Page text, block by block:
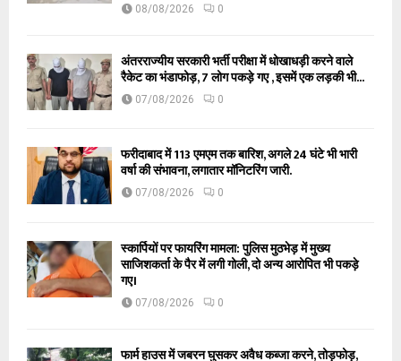
08/08/2026 0
अंतरराज्यीय सरकारी भर्ती परीक्षा में धोखाधड़ी करने वाले
रैकेट का भंडाफोड़, 7 लोग पकड़े गए , इसमें एक लड़की भी...
07/08/2026 0
फरीदाबाद में 113 एमएम तक बारिश, अगले 24 घंटे भी भारी
वर्षा की संभावना, लगातार मॉनिटरिंग जारी.
07/08/2026 0
स्कार्पियों पर फायरिंग मामला: पुलिस मुठभेड़ में मुख्य
साजिशकर्ता के पैर में लगी गोली, दो अन्य आरोपित भी पकड़े
गए।
07/08/2026 0
फार्म हाउस में जबरन घुसकर अवैध कब्जा करने, तोड़फोड़,